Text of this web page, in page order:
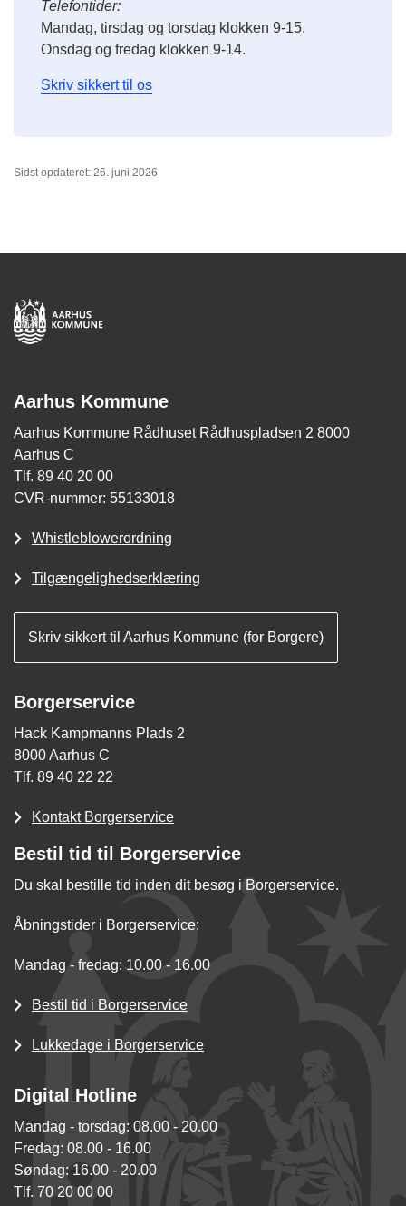
Telefontider:
Mandag, tirsdag og torsdag klokken 9-15.
Onsdag og fredag klokken 9-14.
Skriv sikkert til os
Sidst opdateret: 26. juni 2026
Aarhus Kommune
Aarhus Kommune Rådhuset Rådhuspladsen 2 8000
Aarhus C
Tlf. 89 40 20 00
CVR-nummer: 55133018
Whistleblowerordning
Tilgængelighedserklæring
Skriv sikkert til Aarhus Kommune (for Borgere)
Borgerservice
Hack Kampmanns Plads 2
8000 Aarhus C
Tlf. 89 40 22 22
Kontakt Borgerservice
Bestil tid til Borgerservice
Du skal bestille tid inden dit besøg i Borgerservice.
Åbningstider i Borgerservice:
Mandag - fredag: 10.00 - 16.00
Bestil tid i Borgerservice
Lukkedage i Borgerservice
Digital Hotline
Mandag - torsdag: 08.00 - 20.00
Fredag: 08.00 - 16.00
Søndag: 16.00 - 20.00
Tlf. 70 20 00 00